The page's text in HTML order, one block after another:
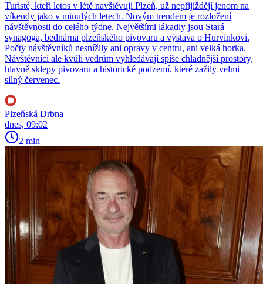
Turisté, kteří letos v létě navštěvují Plzeň, už nepřijíždějí jenom na
víkendy jako v minulých letech. Novým trendem je rozložení
návštěvnosti do celého týdne. Největšími lákadly jsou Stará
synagoga, bednárna plzeňského pivovaru a výstava o Hurvínkovi.
Počty návštěvníků nesnížily ani opravy v centru, ani velká horka.
Návštěvníci ale kvůli vedrům vyhledávají spíše chladnější prostory,
hlavně sklepy pivovaru a historické podzemí, které zažily velmi
silný červenec.
Plzeňská Drbna
dnes, 09:02
2 min